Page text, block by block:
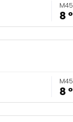
M45
8 º
M45
8 º